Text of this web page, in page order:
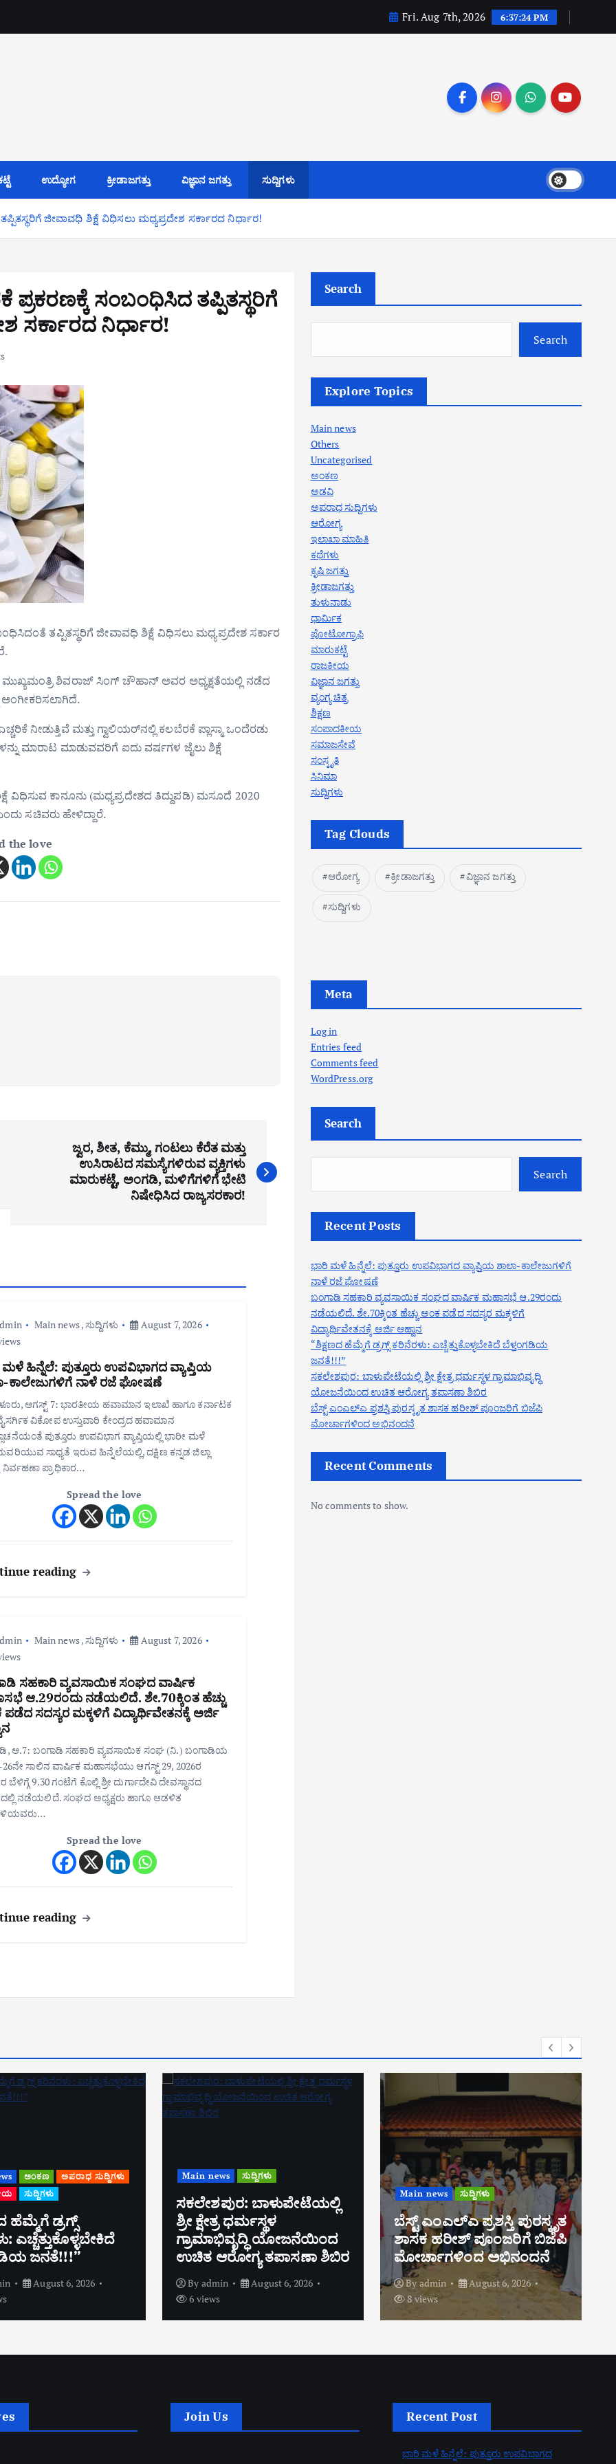
Fri. Aug 7th, 2026 6:37:25 PM
ಉದ್ಯೋಗ ಕ್ರೀಡಾಜಗತ್ತು ವಿಜ್ಞಾನ ಜಗತ್ತು ಸುದ್ದಿಗಳು
ಜೀವಾವಧಿ ಶಿಕ್ಷೆ ವಿಧಿಸಲು ಮಧ್ಯಪ್ರದೇಶ ಸರ್ಕಾರದ ನಿರ್ಧಾರ!
ಸಂಬಂಧಿಸಿದ ತಪ್ಪಿತಸ್ಥರಿಗೆ
ಸರ್ಕಾರದ ನಿರ್ಧಾರ!
ತಪ್ಪಿತಸ್ಥರಿಗೆ ಜೀವಾವಧಿ ಶಿಕ್ಷೆ ವಿಧಿಸಲು ಮಧ್ಯಪ್ರದೇಶ ಸರ್ಕಾರ
ಮುಖ್ಯಮಂತ್ರಿ ಶಿವರಾಜ್ ಸಿಂಗ್ ಚೌಹಾನ್ ಅವರ ಅಧ್ಯಕ್ಷತೆಯಲ್ಲಿ ನಡೆದ
ಅಂಗೀಕರಿಸಲಾಗಿದೆ.
ನೀಡುತ್ತಿವೆ ಮತ್ತು ಗ್ವಾಲಿಯರ್‌ನಲ್ಲಿ ಕಲಬೆರಕೆ ಪ್ಲಾಸ್ಮಾ ಒಂದೆರಡು
ಮಾರಾಟ ಮಾಡುವವರಿಗೆ ಐದು ವರ್ಷಗಳ ಜೈಲು ಶಿಕ್ಷೆ
ವಿಧಿಸುವ ಕಾನೂನು (ಮಧ್ಯಪ್ರದೇಶದ ತಿದ್ದುಪಡಿ) ಮಸೂದೆ 2020
ಸಚಿವರು ಹೇಳಿದ್ದಾರೆ.
the love
ಜ್ವರ, ಶೀತ, ಕೆಮ್ಮು, ಗಂಟಲು ಕೆರೆತ ಮತ್ತು
ಉಸಿರಾಟದ ಸಮಸ್ಯೆಗಳಿರುವ ವ್ಯಕ್ತಿಗಳು
ಮಾರುಕಟ್ಟೆ, ಅಂಗಡಿ, ಮಳಿಗೆಗಳಿಗೆ ಭೇಟಿ
ನಿಷೇಧಿಸಿದ ರಾಜ್ಯಸರಕಾರ!
Main news,ಸುದ್ದಿಗಳು
August 7, 2026
ಹಿನ್ನೆಲೆ: ಪುತ್ತೂರು ಉಪವಿಭಾಗದ ವ್ಯಾಪ್ತಿಯ
ಕಾಲೇಜುಗಳಿಗೆ ನಾಳೆ ರಜೆ ಘೋಷಣೆ
ಆಗಸ್ಟ್ 7: ಭಾರತೀಯ ಹವಾಮಾನ ಇಲಾಖೆ ಹಾಗೂ ಕರ್ನಾಟಕ
ವಿಕೋಪ ಉಸ್ತುವಾರಿ ಕೇಂದ್ರದ ಹವಾಮಾನ
ಪುತ್ತೂರು ಉಪವಿಭಾಗ ವ್ಯಾಪ್ತಿಯಲ್ಲಿ ಭಾರೀ ಮಳೆ
ಸಾಧ್ಯತೆ ಇರುವ ಹಿನ್ನೆಲೆಯಲ್ಲಿ, ದಕ್ಷಿಣ ಕನ್ನಡ ಜಿಲ್ಲಾ
ನಿರ್ವಹಣಾ ಪ್ರಾಧಿಕಾರ…
Spread the love
reading
Main news,ಸುದ್ದಿಗಳು
August 7, 2026
ಸಹಕಾರಿ ವ್ಯವಸಾಯಿಕ ಸಂಘದ ವಾರ್ಷಿಕ
ಆ.29ರಂದು ನಡೆಯಲಿದೆ. ಶೇ.70ಕ್ಕಿಂತ ಹೆಚ್ಚು
ಸದಸ್ಯರ ಮಕ್ಕಳಿಗೆ ವಿದ್ಯಾರ್ಥಿವೇತನಕ್ಕೆ ಅರ್ಜಿ
ಆ.7: ಬಂಗಾಡಿ ಸಹಕಾರಿ ವ್ಯವಸಾಯಿಕ ಸಂಘ (ನಿ.) ಬಂಗಾಡಿಯ
ಸಾಲಿನ ವಾರ್ಷಿಕ ಮಹಾಸಭೆಯು ಆಗಸ್ಟ್ 29, 2026ರ
ಬೆಳಿಗ್ಗೆ 9.30 ಗಂಟೆಗೆ ಕೊಲ್ಲಿ ಶ್ರೀ ದುರ್ಗಾದೇವಿ ದೇವಸ್ಥಾನದ
ನಡೆಯಲಿದೆ. ಸಂಘದ ಅಧ್ಯಕ್ಷರು ಹಾಗೂ ಆಡಳಿತ
Spread the love
reading
Search
Search
Explore Topics
Main news
Others
Uncategorised
ಅಂಕಣ
ಅಡವಿ
ಅಪರಾಧ ಸುದ್ದಿಗಳು
ಆರೋಗ್ಯ
ಇಲಾಖಾ ಮಾಹಿತಿ
ಕಥೆಗಳು
ಕೃಷಿ ಜಗತ್ತು
ಕ್ರೀಡಾಜಗತ್ತು
ತುಳುನಾಡು
ಧಾರ್ಮಿಕ
ಪೋಟೋಗ್ರಾಫಿ
ಮಾರುಕಟ್ಟೆ
ರಾಜಕೀಯ
ವಿಜ್ಞಾನ ಜಗತ್ತು
ವ್ಯಂಗ್ಯ ಚಿತ್ರ
ಶಿಕ್ಷಣ
ಸಂಪಾದಕೀಯ
ಸಮಾಜಸೇವೆ
ಸಂಸ್ಕೃತಿ
ಸಿನಿಮಾ
ಸುದ್ದಿಗಳು
Tag Clouds
ಆರೋಗ್ಯ ಕ್ರೀಡಾಜಗತ್ತು ವಿಜ್ಞಾನ ಜಗತ್ತು
ಸುದ್ದಿಗಳು
Meta
Log in
Entries feed
Comments feed
WordPress.org
Search
Search
Recent Posts
ಭಾರಿ ಮಳೆ ಹಿನ್ನೆಲೆ: ಪುತ್ತೂರು ಉಪವಿಭಾಗದ ವ್ಯಾಪ್ತಿಯ ಶಾಲಾ-ಕಾಲೇಜುಗಳಿಗೆ
ನಾಳೆ ರಜೆ ಘೋಷಣೆ
ಬಂಗಾಡಿ ಸಹಕಾರಿ ವ್ಯವಸಾಯಿಕ ಸಂಘದ ವಾರ್ಷಿಕ ಮಹಾಸಭೆ ಆ.29ರಂದು
ನಡೆಯಲಿದೆ. ಶೇ.70ಕ್ಕಿಂತ ಹೆಚ್ಚು ಅಂಕ ಪಡೆದ ಸದಸ್ಯರ ಮಕ್ಕಳಿಗೆ
ವಿದ್ಯಾರ್ಥಿವೇತನಕ್ಕೆ ಅರ್ಜಿ ಆಹ್ವಾನ
“ಶಿಕ್ಷಣದ ಹೆಮ್ಮೆಗೆ ಡ್ರಗ್ಸ್ ಕರಿನೆರಳು: ಎಚ್ಚೆತ್ತುಕೊಳ್ಳಬೇಕಿದೆ ಬೆಳ್ತಂಗಡಿಯ
ಜನತೆ!!!”
ಸಕಲೇಶಪುರ: ಬಾಳುಪೇಟೆಯಲ್ಲಿ ಶ್ರೀ ಕ್ಷೇತ್ರ ಧರ್ಮಸ್ಥಳ ಗ್ರಾಮಾಭಿವೃದ್ಧಿ
ಯೋಜನೆಯಿಂದ ಉಚಿತ ಆರೋಗ್ಯ ತಪಾಸಣಾ ಶಿಬಿರ
ಬೆಸ್ಟ್ ಎಂಎಲ್ಎ ಪ್ರಶಸ್ತಿ ಪುರಸ್ಕೃತ ಶಾಸಕ ಹರೀಶ್ ಪೂಂಜರಿಗೆ ಬಿಜೆಪಿ
ಮೋರ್ಚಾಗಳಿಂದ ಅಭಿನಂದನೆ
Recent Comments
No comments to show.
news ಸುದ್ದಿಗಳು
ಬಾಳುಪೇಟೆಯಲ್ಲಿ
ಧರ್ಮಸ್ಥಳ
ಯೋಜನೆಯಿಂದ
ತಪಾಸಣಾ ಶಿಬಿರ
August 6, 2026
Main news
ಬೆಸ್ಟ್ ಎಂಎಲ್ಎ ಪ್ರಶಸ್ತಿ ಪುರಸ್ಕೃತ
ಶಾಸಕ ಹರೀಶ್ ಪೂಂಜರಿಗೆ ಬಿಜೆಪಿ
ಮೋರ್ಚಾಗಳಿಂದ ಅಭಿನಂದನೆ
Byadmin
August 6, 2026
8 views
Main news ಸುದ್ದಿಗಳು
ಪಶ್ಚಿಮ ಘಟ್ಟ ಪರಿಸರ ಸೂಕ್ಷ್ಮ
ಪ್ರದೇಶ ಕರಡು ಅಧಿಸೂಚನೆಗೆ
ಆಕ್ಷೇಪಣೆ ಸಲ್ಲಿಸಿ: ಶಾಸಕ ಹರೀಶ್
ಪೂಂಜ ಕರೆ
Byadmin
August 6, 2026
5 views
Join Us Recent Post
ಭಾರಿ ಮಳೆ ಹಿನ್ನೆಲೆ: ಪುತ್ತೂರು ಉಪವಿಭಾಗದ